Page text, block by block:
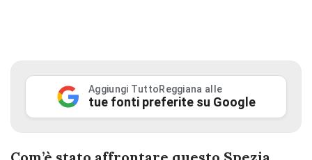
Aggiungi TuttoReggiana alle
tue fonti preferite su Google